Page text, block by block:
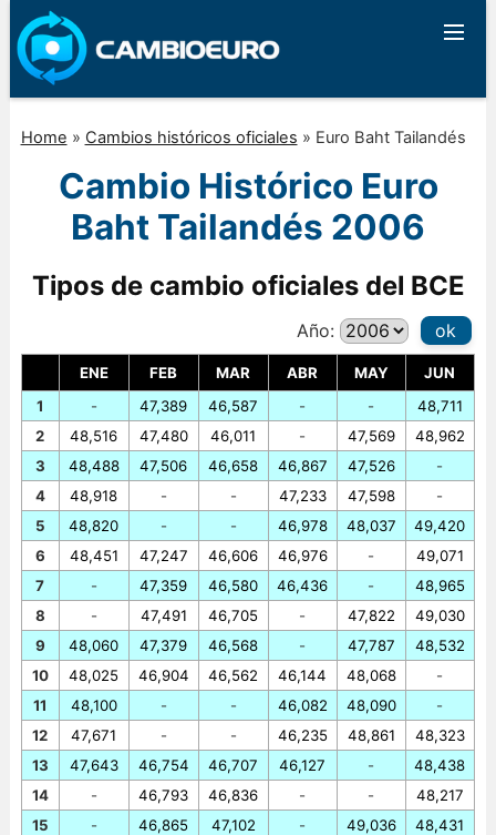
Home » Cambios históricos oficiales » Euro Baht Tailandés
Cambio Histórico Euro
Baht Tailandés 2006
Tipos de cambio oficiales del BCE
Año: ok
ENE FEB MAR ABR MAY
JUN
1
2
3
4
5
6
7
8
9
10
11
12
13
14
15
-
48,516
48,488
48,918
48,820
48,451
-
-
48,060
48,025
48,100
47,671
47,643
-
-
47,389
47,480
47,506
-
-
47,247
47,359
47,491
47,379
46,904
-
-
46,754
46,793
46,865
46,587
46,011
46,658
-
-
46,606
46,580
46,705
46,568
46,562
-
-
46,707
46,836
47,102
-
-
46,867
47,233
46,978
46,976
46,436
-
-
46,144
46,082
46,235
46,127
-
-
-
47,569
47,526
47,598
48,037
-
-
47,822
47,787
48,068
48,090
48,861
-
-
49,036
48,711
48,962
-
-
49,420
49,071
48,965
49,030
48,532
-
-
48,323
48,438
48,217
48,431